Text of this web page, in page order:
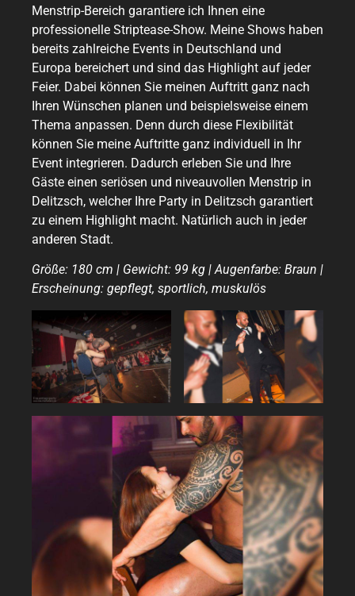
Menstrip-Bereich garantiere ich Ihnen eine
professionelle Striptease-Show. Meine Shows haben
bereits zahlreiche Events in Deutschland und
Europa bereichert und sind das Highlight auf jeder
Feier. Dabei können Sie meinen Auftritt ganz nach
Ihren Wünschen planen und beispielsweise einem
Thema anpassen. Denn durch diese Flexibilität
können Sie meine Auftritte ganz individuell in Ihr
Event integrieren. Dadurch erleben Sie und Ihre
Gäste einen seriösen und niveauvollen Menstrip in
Delitzsch, welcher Ihre Party in Delitzsch garantiert
zu einem Highlight macht. Natürlich auch in jeder
anderen Stadt.
Größe: 180 cm | Gewicht: 99 kg | Augenfarbe: Braun |
Erscheinung: gepflegt, sportlich, muskulös